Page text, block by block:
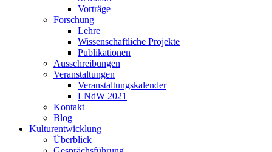
Vorträge
Forschung
Lehre
Wissenschaftliche Projekte
Publikationen
Ausschreibungen
Veranstaltungen
Veranstaltungskalender
LNdW 2021
Kontakt
Blog
Kulturentwicklung
Überblick